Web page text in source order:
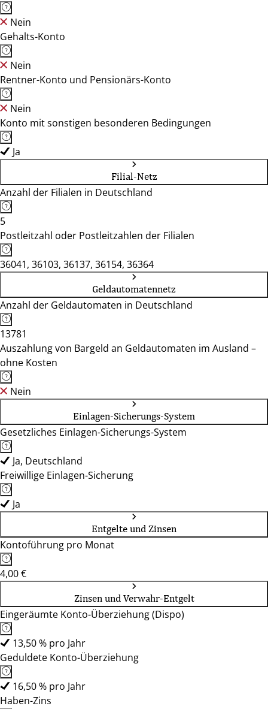
Nein
Gehalts-Konto
Nein
Rentner-Konto und Pensionärs-Konto
Nein
Konto mit sonstigen besonderen Bedingungen
Ja
Filial-Netz
Anzahl der Filialen in Deutschland
5
Postleitzahl oder Postleitzahlen der Filialen
36041, 36103, 36137, 36154, 36364
Geldautomatennetz
Anzahl der Geldautomaten in Deutschland
13781
Auszahlung von Bargeld an Geldautomaten im Ausland –
ohne Kosten
Nein
Einlagen-Sicherungs-System
Gesetzliches Einlagen-Sicherungs-System
Ja, Deutschland
Freiwillige Einlagen-Sicherung
Ja
Entgelte und Zinsen
Kontoführung pro Monat
4,00 €
Zinsen und Verwahr-Entgelt
Eingeräumte Konto-Überziehung (Dispo)
13,50 % pro Jahr
Geduldete Konto-Überziehung
16,50 % pro Jahr
Haben-Zins